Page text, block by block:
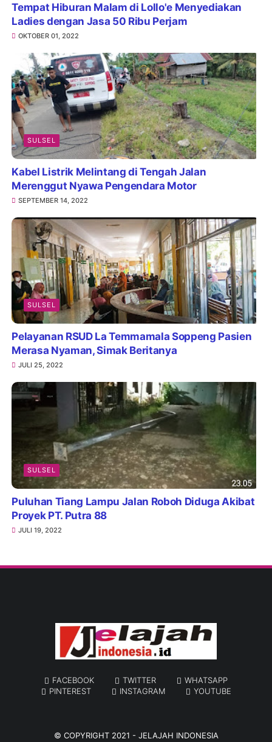
Tempat Hiburan Malam di Lollo'e Menyediakan
Ladies dengan Jasa 50 Ribu Perjam
OKTOBER 01, 2022
SULSEL
Kabel Listrik Melintang di Tengah Jalan
Merenggut Nyawa Pengendara Motor
SEPTEMBER 14, 2022
SULSEL
Pelayanan RSUD La Temmamala Soppeng Pasien
Merasa Nyaman, Simak Beritanya
JULI 25, 2022
SULSEL
Puluhan Tiang Lampu Jalan Roboh Diduga Akibat
Proyek PT. Putra 88
JULI 19, 2022
FACEBOOK TWITTER
WHATSAPP
PINTEREST
INSTAGRAM YOUTUBE
© COPYRIGHT 2021 - JELAJAH INDONESIA